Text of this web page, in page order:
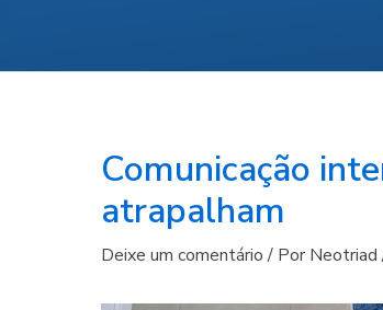
Comunicação
atrapalham
Deixe um comentário / PorNeotriad